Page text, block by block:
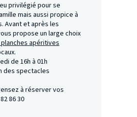
privilégié pour se
mais aussi propice à
Avant et après les
propose un large choix
apéritives
de 16h à 01h
des spectacles
à réserver vos
86 30